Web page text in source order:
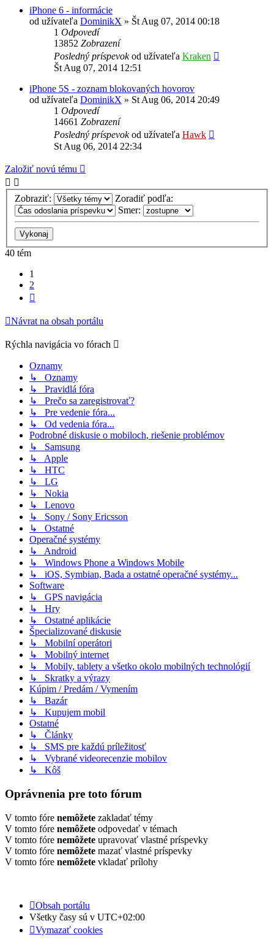
iPhone 6 - informácie
od užívateľa DominikX » Št Aug 07, 2014 00:18
1 Odpovedí
13852 Zobrazení
Posledný príspevokod užívateľa Kraken
Št Aug 07, 2014 12:51
iPhone 5S - zoznam blokovaných hovorov
od užívateľa DominikX » St Aug 06, 2014 20:49
1 Odpovedí
14661 Zobrazení
Posledný príspevokod užívateľa Hawk
St Aug 06, 2014 22:34
Založiť novú tému
Zobraziť:
Zoradiť podľa:
Smer:
40 tém
1
2
Návrat na obsah portálu
Rýchla navigácia vo fórach
Oznamy
↳ Oznamy
↳ Pravidlá fóra
↳ Prečo sa zaregistrovať?
↳ Pre vedenie fóra...
↳ Od vedenia fóra...
Podrobné diskusie o mobiloch, riešenie problémov
↳ Samsung
↳ Apple
↳ HTC
↳ LG
↳ Nokia
↳ Lenovo
↳ Sony / Sony Ericsson
↳ Ostatné
Operačné systémy
↳ Android
↳ Windows Phone a Windows Mobile
↳ iOS, Symbian, Bada a ostatné operačné systémy...
Software
↳ GPS navigácia
↳ Hry
↳ Ostatné aplikácie
Špecializované diskusie
↳ Mobilní operátori
↳ Mobilný internet
↳ Mobily, tablety a všetko okolo mobilných technológií
↳ Skratky a výrazy
Kúpim / Predám / Vymením
↳ Bazár
↳ Kupujem mobil
Ostatné
↳ Články
↳ SMS pre každú príležitosť
↳ Vybrané videorecenzie mobilov
↳ Kôš
Oprávnenia pre toto fórum
V tomto fóre nemôžete zakladať témy
V tomto fóre nemôžete odpovedať v témach
V tomto fóre nemôžete upravovať vlastné príspevky
V tomto fóre nemôžete mazať vlastné príspevky
V tomto fóre nemôžete vkladať prílohy
Obsah portálu
Všetky časy sú v UTC+02:00
Vymazať cookies